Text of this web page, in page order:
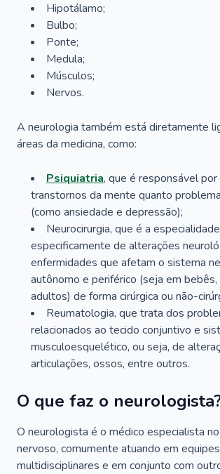
Hipotálamo;
Bulbo;
Ponte;
Medula;
Músculos;
Nervos.
A neurologia também está diretamente
áreas da medicina, como:
Psiquiatria, que é responsável
transtornos da mente quanto
(como ansiedade e depressão);
Neurocirurgia, que é a
especificamente de alterações
enfermidades que afetam o sistema
autônomo e periférico (seja em bebês,
adultos) de forma cirúrgica ou não-
Reumatologia, que trata dos
relacionados ao tecido conjuntivo e
musculoesquelético, ou seja, de
articulações, ossos, entre outros.
O que faz o
O neurologista é o médico especialista
nervoso, comumente atuando em equipes
multidisciplinares e em conjunto com